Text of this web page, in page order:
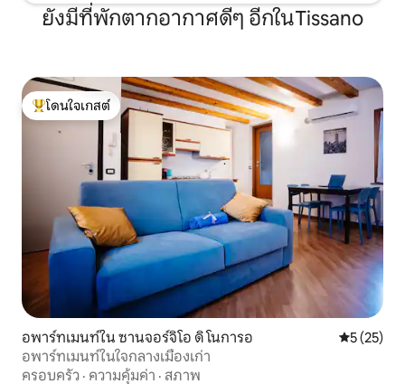
ยังมีที่พักตากอากาศดีๆ อีกในTissano
โดนใจเกสต์ที่สุด
โดนใจเกสต์
อพาร์ทเมนท์ใน ซานจอร์จิโอ ดิ โนการอ คะแนนเฉลี่
5 (25)
อพาร์ทเมนท์ในใจกลางเมืองเก่า
ครอบครัว · ความคุ้มค่า · สภาพ